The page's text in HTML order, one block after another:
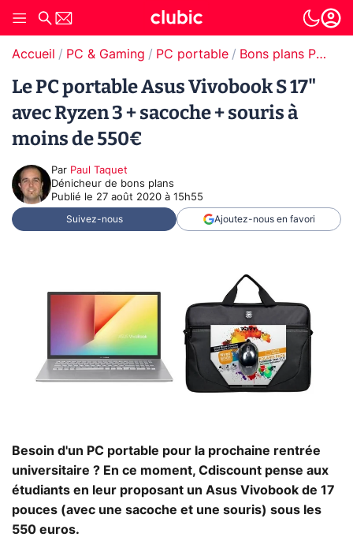
Accueil PC & Gaming PC portable Bons plans PC portable
Le PC portable Asus Vivobook S 17"
avec Ryzen 3 + sacoche + souris à
moins de 550€
Par Paul Taquet
Dénicheur de bons plans
Publié le 27 août 2020 à 15h55
Suivez-nous Ajoutez-nous en favori
Besoin d'un PC portable pour la prochaine rentrée
universitaire ? En ce moment, Cdiscount pense aux
étudiants en leur proposant un Asus Vivobook de 17
pouces (avec une sacoche et une souris) sous les
550 euros.